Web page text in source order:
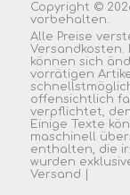
Copyright ©
vorbehalten.
Alle Preise
Versandkosten.
können sich
vorrätigen
offensichtlich
verpflichtet,
Einige Texte
maschinell
enthalten, die
wurden
Versand